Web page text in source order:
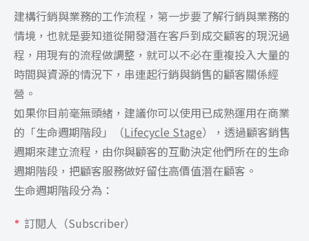
建構行銷與業務的工作流程，第一步要了解行銷與業務的
情境，也就是要知道從開發潛在客戶到成交顧客的現況過
程，用現有的流程做調整，就可以不必在重複投入大量的
時間與資源的情況下，串連起行銷與銷售的顧客關係經
營。
如果你目前毫無頭緒，建議你可以使用已成熟運用在商業
的「生命週期階段」（Lifecycle Stage），透過顧客銷售
週期來建立流程，由你與顧客的互動決定他們所在的生命
週期階段，把顧客服務做好留住高價值潛在顧客。
生命週期階段分為：
訂閱人（Subscriber）